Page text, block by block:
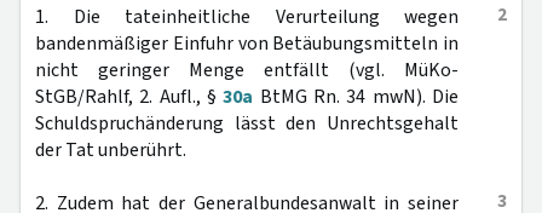
2
1. Die tateinheitliche Verurteilung wegen
bandenmäßiger Einfuhr von Betäubungsmitteln in
nicht geringer Menge entfällt (vgl. MüKo-
StGB/Rahlf, 2. Aufl., §30a BtMG Rn. 34 mwN). Die
Schuldspruchänderung lässt den Unrechtsgehalt
der Tat unberührt.
3
2. Zudem hat der Generalbundesanwalt in seiner